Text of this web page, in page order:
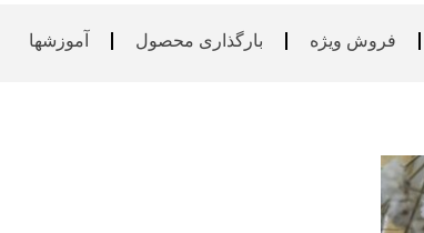
فروش ویژه بارگذاری محصول آموزشها